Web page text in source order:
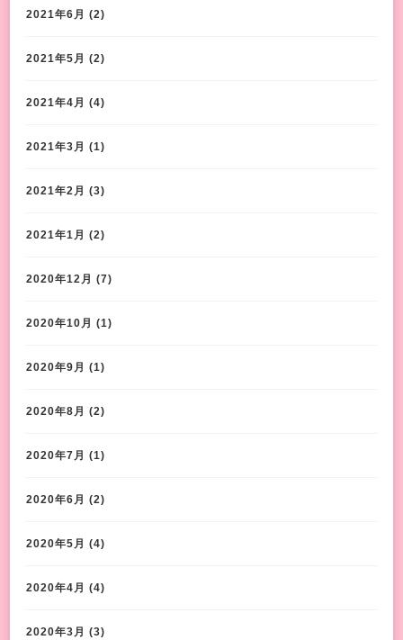
2021年6月 (2)
2021年5月 (2)
2021年4月 (4)
2021年3月 (1)
2021年2月 (3)
2021年1月 (2)
2020年12月 (7)
2020年10月 (1)
2020年9月 (1)
2020年8月 (2)
2020年7月 (1)
2020年6月 (2)
2020年5月 (4)
2020年4月 (4)
2020年3月 (3)